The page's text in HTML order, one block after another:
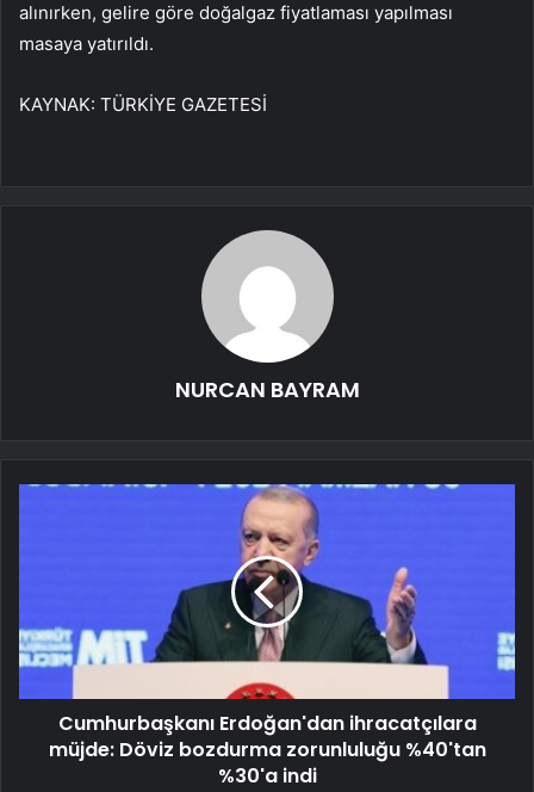
alınırken, gelire göre doğalgaz fiyatlaması yapılması
masaya yatırıldı.
KAYNAK: TÜRKİYE GAZETESİ
NURCAN BAYRAM
Cumhurbaşkanı Erdoğan'dan ihracatçılara
müjde: Döviz bozdurma zorunluluğu %40'tan
%30'a indi